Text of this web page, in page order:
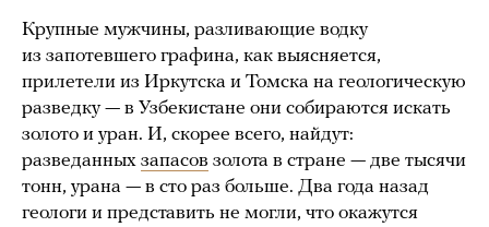
Крупные мужчины, разливающие водку
из запотевшего графина, как выясняется,
прилетели из Иркутска и Томска на геологическую
разведку — в Узбекистане они собираются искать
золото и уран. И, скорее всего, найдут:
разведанных запасов золота в стране — две тысячи
тонн, урана — в сто раз больше. Два года назад
геологи и представить не могли, что окажутся